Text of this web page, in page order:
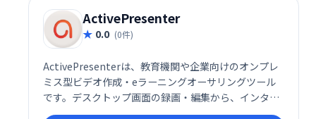
ActivePresenter
0.0 (0件)
ActivePresenterは、教育機関や企業向けのオンプレ
ミス型ビデオ作成・eラーニングオーサリングツール
です。デスクトップ画面の録画・編集から、インタラ
クティブなHTML5コンテンツ作成まで、幅広い機能を